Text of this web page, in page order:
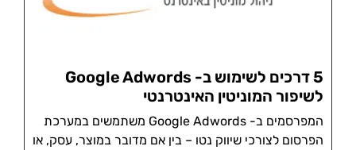
5 דרכים לשימוש ב- Google Adwords
לשיפור המוניטין האינטרנטי
המפרסמים ב- Google Adwords משתמשים במערכת
הפרסום לצורכי שיווק נטו – בין אם מדובר במוצר, עסק, או